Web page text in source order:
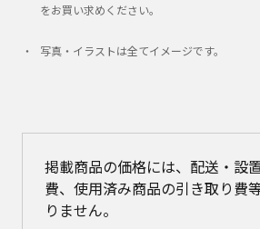
をお買い求めください｡
写真・イラストは全てイメージです。
掲載商品の価格には、配送・設
費、使用済み商品の引き取り費
りません。